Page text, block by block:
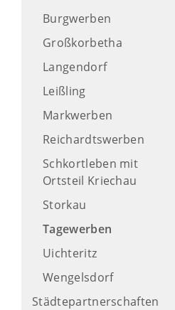
Burgwerben
Großkorbetha
Langendorf
Leißling
Markwerben
Reichardtswerben
Schkortleben mit
Ortsteil Kriechau
Storkau
Tagewerben
Uichteritz
Wengelsdorf
Städtepartnerschaften